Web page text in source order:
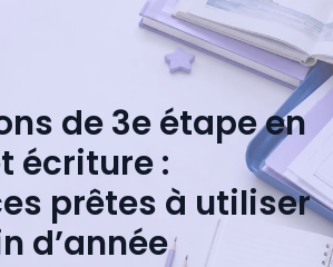
de 3e étape en
écriture :
prêtes à utiliser
d’année